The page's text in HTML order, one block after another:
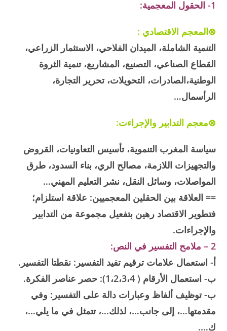
1- الحقول المعجمية:
⊗المعجم الاقتصادي :
التنمية الشاملة، الميدان الفلاحي، الاستثمار الزراعي،
القطاع الصناعي، التصنيع، المشاريع، تنمية الثروة
الوطنية،الصادرات، التحويلات، تحرير التجارة،
الرأسمال…
⊗معجم التدابير والإجراءت:
سياسة المغرب التنموية، تأسيس التعاونيات، القروض
والتجهيزات اللازمة، مصالح الري، بناء السدود، طرق
المواصلات، وسائل النقل، نشر التعليم المهني…
== العلاقة بين الحقلين المعجميين: علاقة استلزام؛
فتطوير الاقتصاد رهين بتفعيل مجموعة من التدابير
والإجراءات.
2 – ملامح التفسير في النص:
أ- استعمال علامات ترقيم تفيد التفسير: نقطتا التفسير.
ب- استعمال الأرقام ( 1،2،3،4): حصر عناصر الفكرة.
ب- توظيف ألفاظ وعبارات دالة على التفسير: وفي
مقدمتها…، إلى جانب…، لذلك…، تتمثل في ما يلي…،
ك….